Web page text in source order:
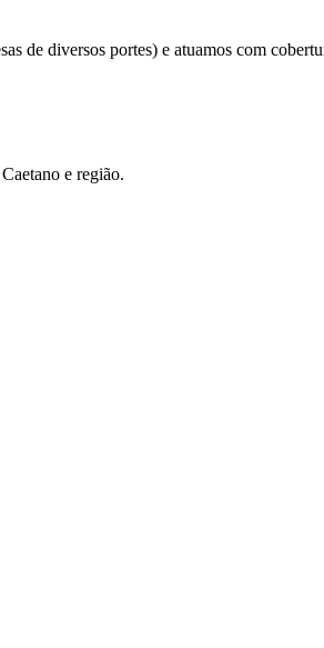
de diversos portes) e atuamos com
e região.